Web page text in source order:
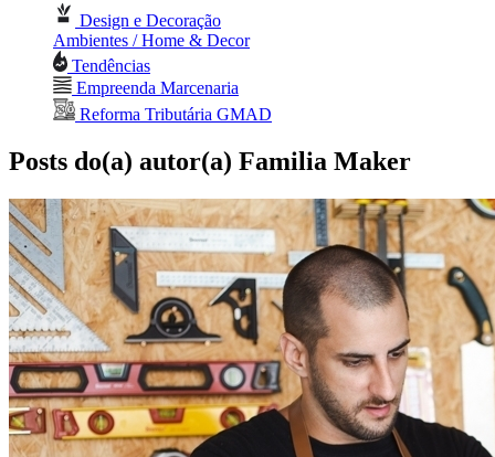
Design e Decoração
Ambientes / Home & Decor
Tendências
Empreenda Marcenaria
Reforma Tributária GMAD
Posts do(a) autor(a) Familia Maker